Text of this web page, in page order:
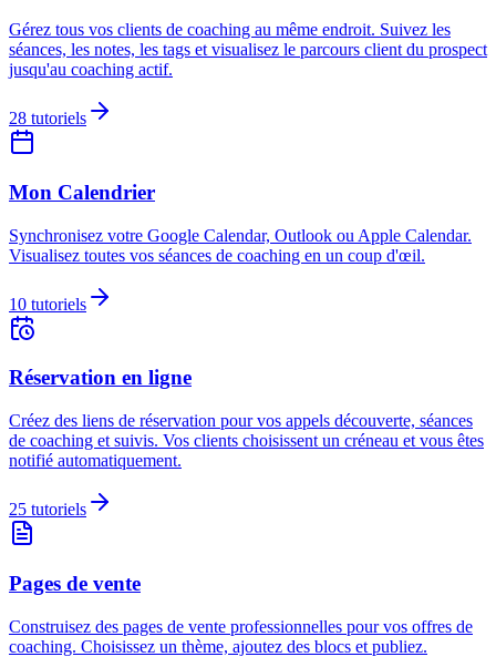
Gérez tous vos clients de coaching au même endroit. Suivez les
séances, les notes, les tags et visualisez le parcours client du prospect
jusqu'au coaching actif.
28 tutoriels
Mon Calendrier
Synchronisez votre Google Calendar, Outlook ou Apple Calendar.
Visualisez toutes vos séances de coaching en un coup d'œil.
10 tutoriels
Réservation en ligne
Créez des liens de réservation pour vos appels découverte, séances
de coaching et suivis. Vos clients choisissent un créneau et vous êtes
notifié automatiquement.
25 tutoriels
Pages de vente
Construisez des pages de vente professionnelles pour vos offres de
coaching. Choisissez un thème, ajoutez des blocs et publiez.